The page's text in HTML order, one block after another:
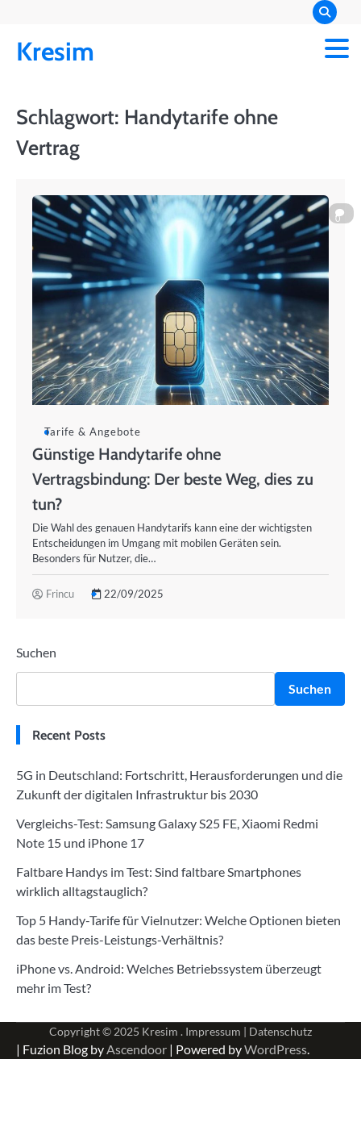
content
Kresim
Schlagwort: Handytarife ohne
Vertrag
0
Tarife & Angebote
Günstige Handytarife ohne
Vertragsbindung: Der beste Weg, dies zu
tun?
Die Wahl des genauen Handytarifs kann eine der wichtigsten
Entscheidungen im Umgang mit mobilen Geräten sein.
Besonders für Nutzer, die…
Frincu 22/09/2025
Suchen
Suchen
Recent Posts
5G in Deutschland: Fortschritt, Herausforderungen und die
Zukunft der digitalen Infrastruktur bis 2030
Vergleichs-Test: Samsung Galaxy S25 FE, Xiaomi Redmi
Note 15 und iPhone 17
Faltbare Handys im Test: Sind faltbare Smartphones
wirklich alltagstauglich?
Top 5 Handy-Tarife für Vielnutzer: Welche Optionen bieten
das beste Preis-Leistungs-Verhältnis?
iPhone vs. Android: Welches Betriebssystem überzeugt
mehr im Test?
Copyright © 2025 Kresim . Impressum | Datenschutz
| Fuzion Blog byAscendoor | Powered byWordPress.